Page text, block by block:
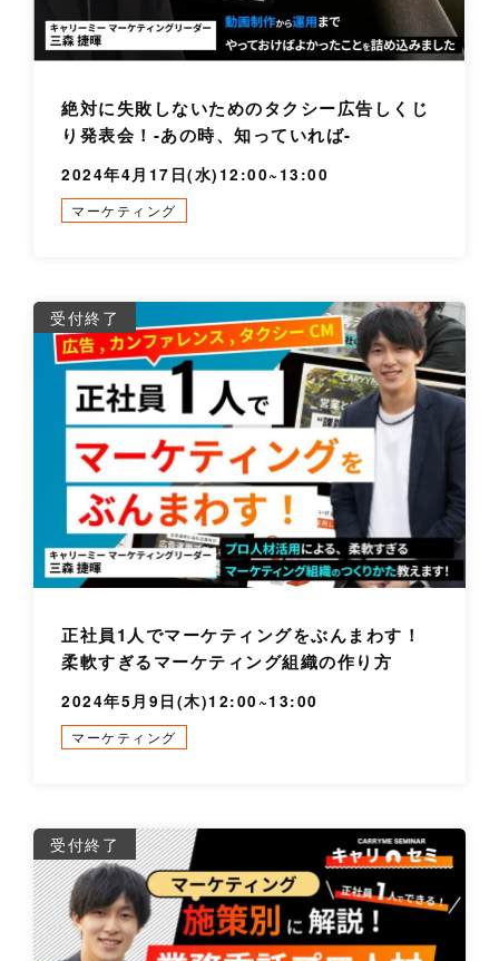
絶対に失敗しないためのタクシー広告しくじ
り発表会！-あの時、知っていれば-
2024年4月17日(水)12:00~13:00
マーケティング
受付終了
正社員1人でマーケティングをぶんまわす！
柔軟すぎるマーケティング組織の作り方
2024年5月9日(木)12:00~13:00
マーケティング
受付終了